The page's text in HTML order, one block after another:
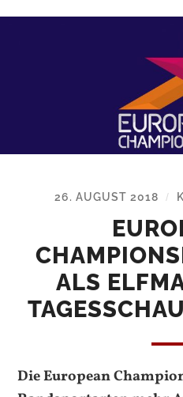
26. AUGUST 2018 /
ALS
Die European